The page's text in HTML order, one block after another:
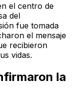
el centro de
del
fue tomada
el mensaje
recibieron
vidas.
la